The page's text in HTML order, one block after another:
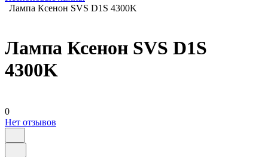
Лампа Ксенон SVS D1S 4300K
Лампа Ксенон SVS D1S
4300K
0
Нет отзывов